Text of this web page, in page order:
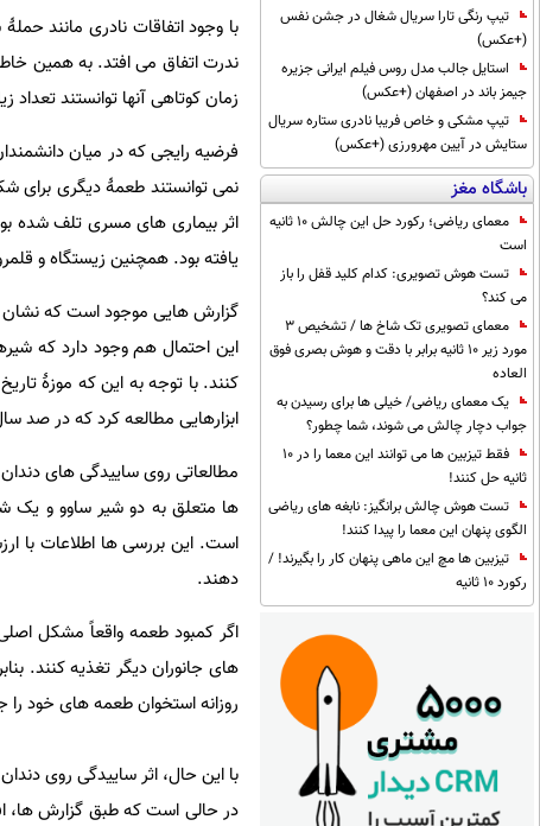
تیپ رنگی تارا سریال شغال در جشن نفس
(+عکس)
استایل جالب مدل روس فیلم ایرانی جزیره
جیمز باند در اصفهان (+عکس)
تیپ مشکی و خاص فریبا نادری ستاره سریال
ستایش در آیین مهرورزی (+عکس)
باشگاه مغز
معمای ریاضی؛ رکورد حل این چالش 10 ثانیه
است
تست هوش تصویری: کدام کلید قفل را باز
می کند؟
معمای تصویری تک شاخ ها / تشخیص 3
مورد زیر 10 ثانیه برابر با دقت و هوش بصری فوق
العاده
یک معمای ریاضی/ خیلی ها برای رسیدن به
جواب دچار چالش می شوند، شما چطور؟
فقط تیزبین ها می توانند این معما را در 10
ثانیه حل کنند!
تست هوش چالش برانگیز: نابغه های ریاضی
الگوی پنهان این معما را پیدا کنند!
تیزبین ها مچ این ماهی پنهان کار را بگیرند! /
رکورد 10 ثانیه
با وجود اتفاقات نادری مانند
ندرت اتفاق می افتد. به همین
زمان کوتاهی آنها توانستند تعداد
فرضیه رایجی که در میان
نمی توانستند طعمۀ دیگری برای
اثر بیماری های مسری تلف شده
یافته بود. همچنین زیستگاه و
گزارش هایی موجود است که نشان
این احتمال هم وجود دارد که
کنند. با توجه به این که موزۀ
ابزارهایی مطالعه کرد که در صد
مطالعاتی روی ساییدگی های
است. این بررسی ها اطلاعات با
دهند.
اگر کمبود طعمه واقعاً مشکل
های جانوران دیگر تغذیه کنند.
روزانه استخوان طعمه های خود را
با این حال، اثر ساییدگی روی
در حالی است که طبق گزارش ها،